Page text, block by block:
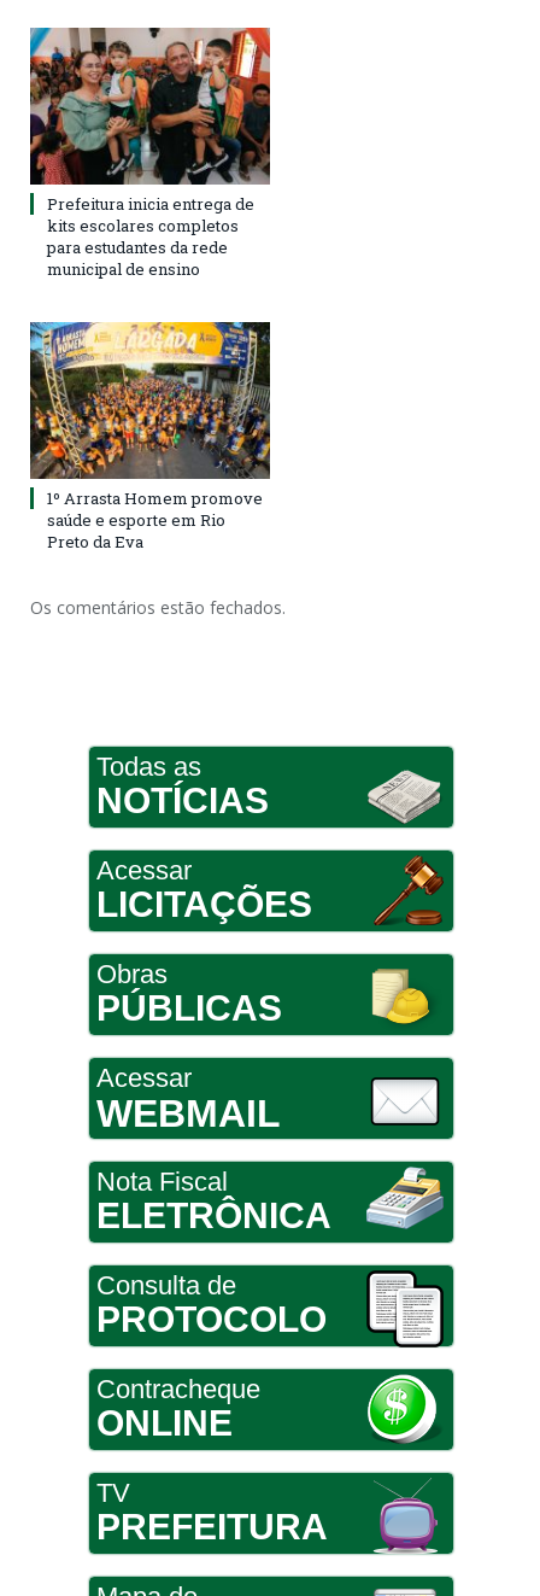
Prefeitura inicia entrega de
kits escolares completos
para estudantes da rede
municipal de ensino
1º Arrasta Homem promove
saúde e esporte em Rio
Preto da Eva
Os comentários estão fechados.
Todas as
NOTÍCIAS
Acessar
LICITAÇÕES
Obras
PÚBLICAS
Acessar
WEBMAIL
Nota Fiscal
ELETRÔNICA
Consulta de
PROTOCOLO
Contracheque
ONLINE
TV
PREFEITURA